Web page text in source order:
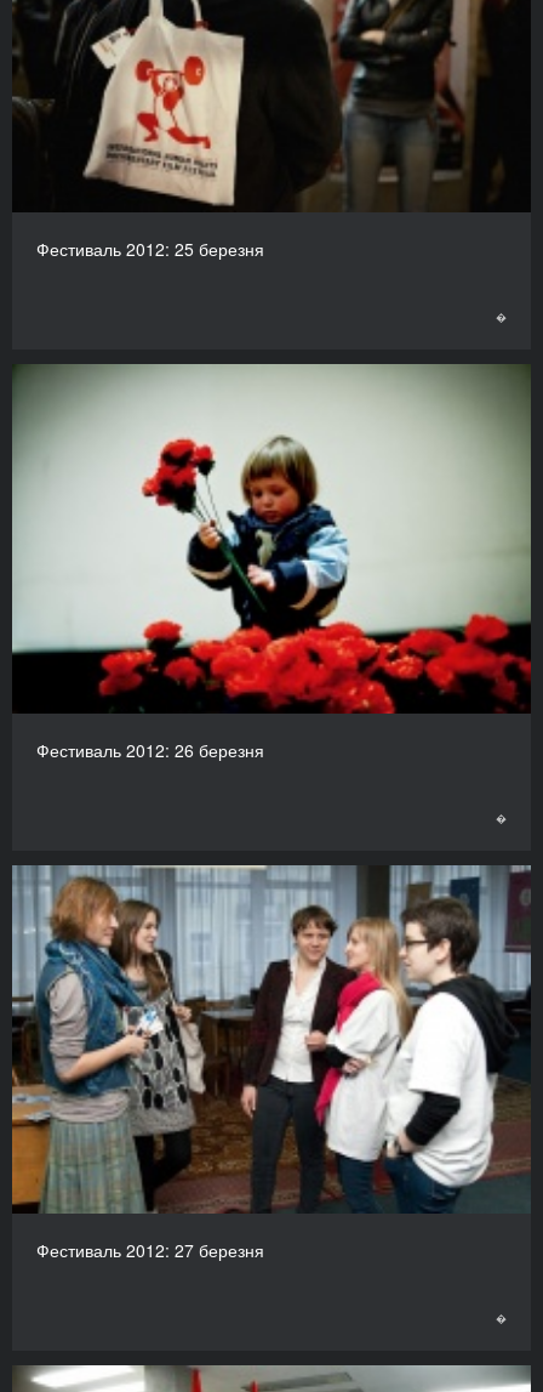
Фестиваль 2012: 25 березня
�
Фестиваль 2012: 26 березня
�
Фестиваль 2012: 27 березня
�